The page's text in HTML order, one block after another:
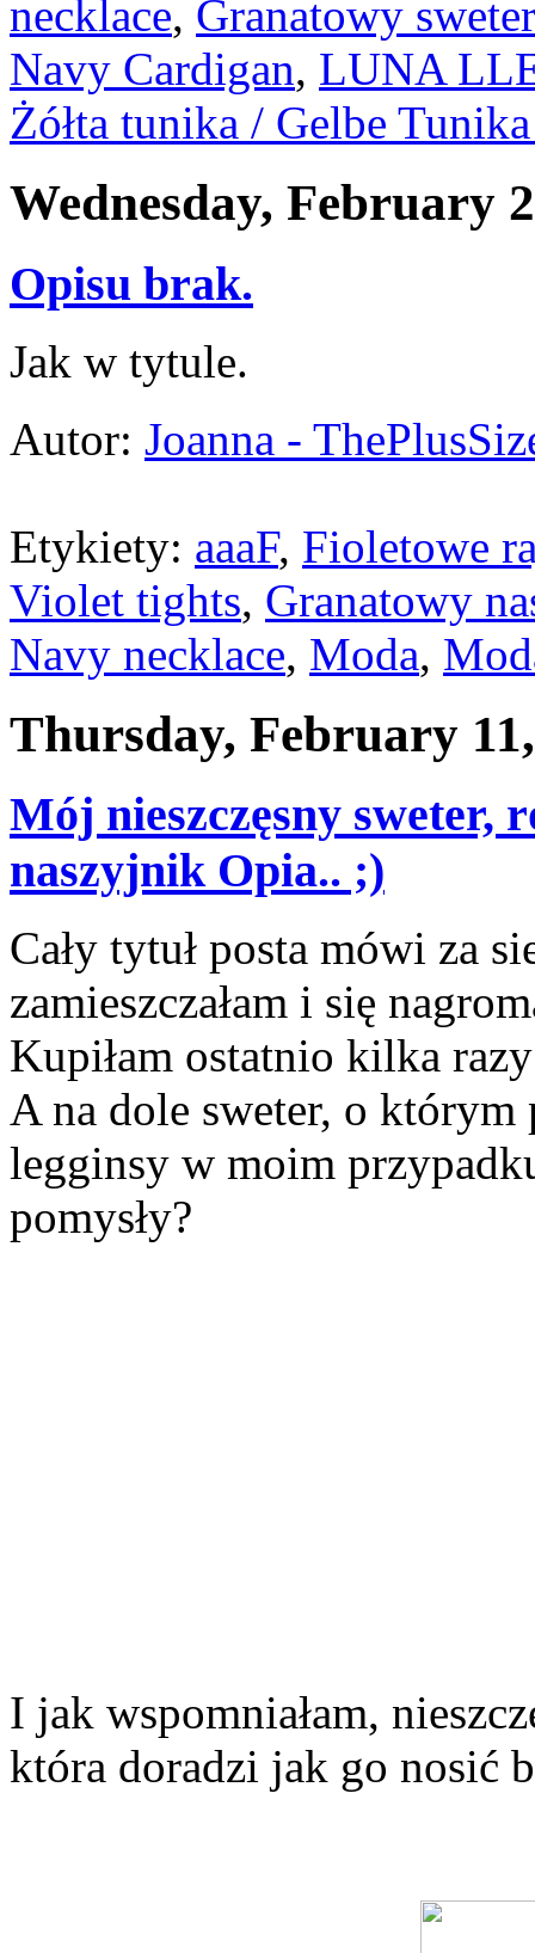
necklace, Granatowy
Navy Cardigan, LUNA
Żółta tunika / Gelbe
Wednesday, February
Opisu brak.
Jak w tytule.
Autor: Joanna -
Etykiety: aaaF, Fioletowe
Violet tights, Granatowy
Navy necklace, Moda,
Thursday, February
Mój nieszczęsny sweter,
naszyjnik Opia.. ;)
Cały tytuł posta mówi za
zamieszczałam i się
Kupiłam ostatnio kilka
A na dole sweter, o którym
legginsy w moim
pomysły?
I jak wspomniałam,
która doradzi jak go nosić